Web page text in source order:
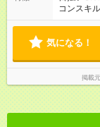
コンスキ
気になる！
掲載